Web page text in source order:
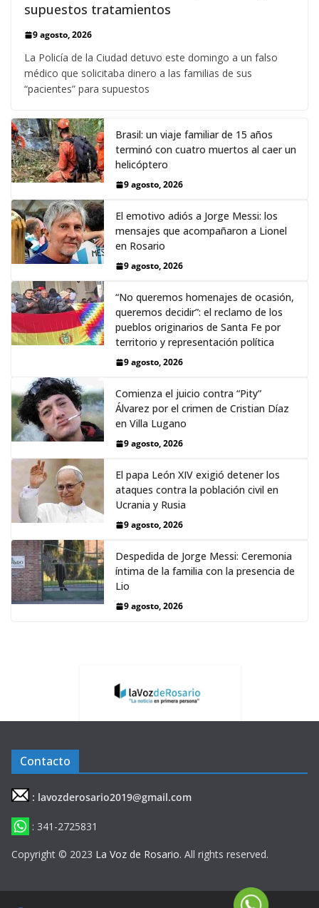
supuestos tratamientos
9 agosto, 2026
La Policía de la Ciudad detuvo este domingo a un falso
médico que solicitaba dinero a las familias de sus
“pacientes” para supuestos
Brasil: un viaje familiar de 15 años
terminó con cuatro muertos al caer un
helicóptero
9 agosto, 2026
El emotivo adiós a Jorge Messi: los
mensajes que acompañaron a Lionel
en Rosario
9 agosto, 2026
“No queremos homenajes de ocasión,
queremos decidir”: el reclamo de los
pueblos originarios de Santa Fe por
territorio y representación política
9 agosto, 2026
Comienza el juicio contra “Pity”
Álvarez por el crimen de Cristian Díaz
en Villa Lugano
9 agosto, 2026
El papa León XIV exigió detener los
ataques contra la población civil en
Ucrania y Rusia
9 agosto, 2026
Despedida de Jorge Messi: Ceremonia
íntima de la familia con la presencia de
Lio
9 agosto, 2026
Contacto
: lavozderosario2019@gmail.com
: 341-2725831
Copyright © 2023 La Voz de Rosario. All rights reserved.